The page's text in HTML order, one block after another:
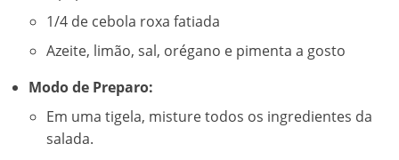
1/4 de cebola roxa fatiada
Azeite, limão, sal, orégano e pimenta a gosto
Modo de Preparo:
Em uma tigela, misture todos os ingredientes da
salada.